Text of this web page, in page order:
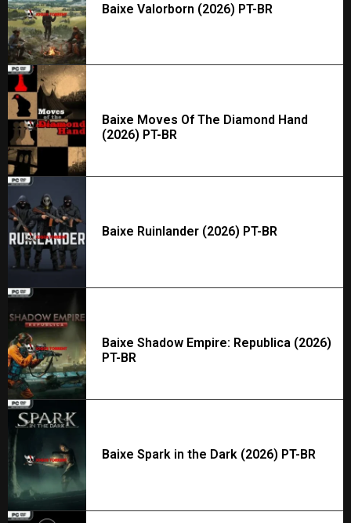
Baixe Valorborn (2026) PT-BR
Baixe Moves Of The Diamond Hand
(2026) PT-BR
Baixe Ruinlander (2026) PT-BR
Baixe Shadow Empire: Republica (2026)
PT-BR
Baixe Spark in the Dark (2026) PT-BR